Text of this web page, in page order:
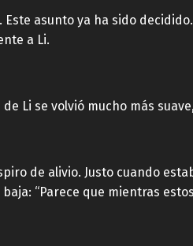
Este asunto ya ha sido
a Li.
de Li se volvió mucho más
de alivio. Justo cuando
“Parece que mientras